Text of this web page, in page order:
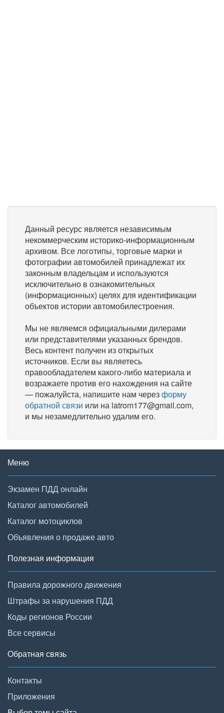
Данный ресурс является независимым
некоммерческим историко-информационным
архивом. Все логотипы, торговые марки и
фотографии автомобилей принадлежат их
законным владельцам и используются
исключительно в ознакомительных
(информационных) целях для идентификации
объектов истории автомобилестроения.
Мы не являемся официальными дилерами
или представителями указанных брендов.
Весь контент получен из открытых
источников. Если вы являетесь
правообладателем какого-либо материала и
возражаете против его нахождения на сайте
— пожалуйста, напишите нам черезформу
обратной связи или на latrom177@gmail.com,
и мы незамедлительно удалим его.
Меню
Экзамен ПДД онлайн
Каталог автомобилей
Каталог мотоциклов
Объявления о продаже авто
Полезная информация
Правила дорожного движения
Штрафы за нарушения ПДД
Коды регионов России
Все сервисы
Обратная связь
Контакты
Приложения